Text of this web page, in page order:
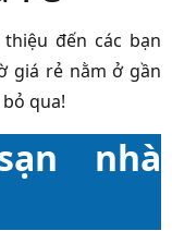
đến các bạn
giá rẻ nằm ở gần
qua!
nhà